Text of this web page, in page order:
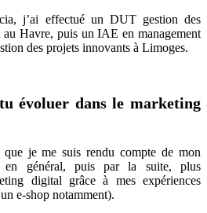
j’ai effectué un DUT gestion des
au Havre, puis un IAE en management
des projets innovants à Limoges.
évoluer dans le marketing
que je me suis rendu compte de mon
en général, puis par la suite, plus
digital grâce à mes expériences
e-shop notamment).